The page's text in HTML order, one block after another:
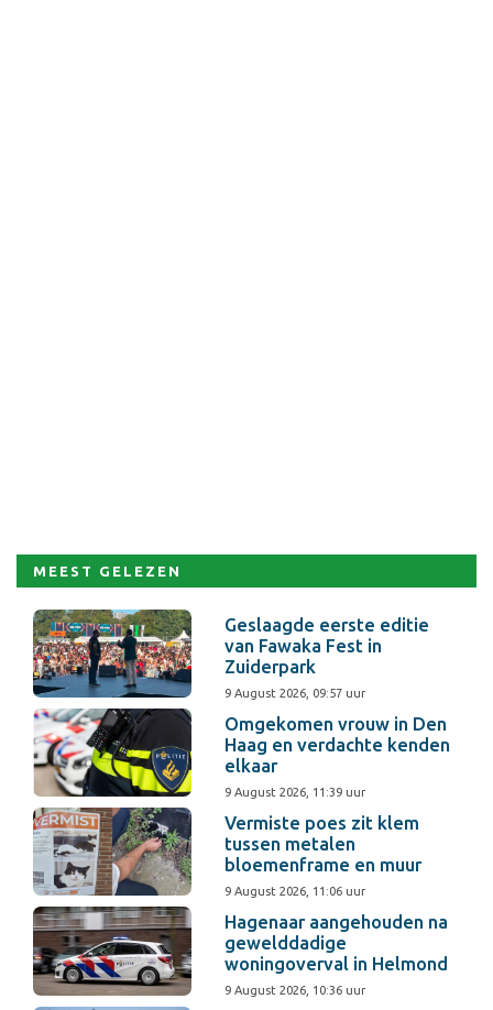
MEEST GELEZEN
Geslaagde eerste editie
van Fawaka Fest in
Zuiderpark
9 August 2026, 09:57 uur
Omgekomen vrouw in Den
Haag en verdachte kenden
elkaar
9 August 2026, 11:39 uur
Vermiste poes zit klem
tussen metalen
bloemenframe en muur
9 August 2026, 11:06 uur
Hagenaar aangehouden na
gewelddadige
woningoverval in Helmond
9 August 2026, 10:36 uur